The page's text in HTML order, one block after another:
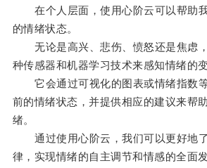
在个人层面，使用心阶云可以帮助我
的情绪状态。
无论是高兴、悲伤、愤怒还是焦虑
种传感器和机器学习技术来感知情绪的变
它会通过可视化的图表或情绪指数等
前的情绪状态，并提供相应的建议来帮
绪。
通过使用心阶云，我们可以更好地
律，实现情绪的自主调节和情感的全面发